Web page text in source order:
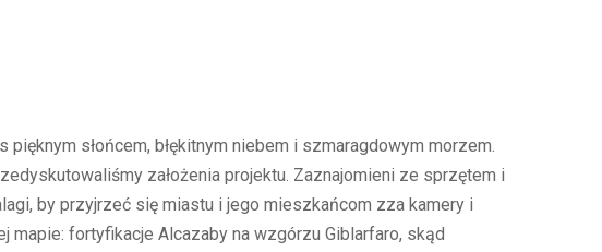
słońcem, błękitnym niebem i szmaragdowym morzem.
założenia projektu. Zaznajomieni ze sprzętem i
by przyjrzeć się miastu i jego mieszkańcom zza kamery i
fortyfikacje Alcazaby na wzgórzu Giblarfaro, skąd